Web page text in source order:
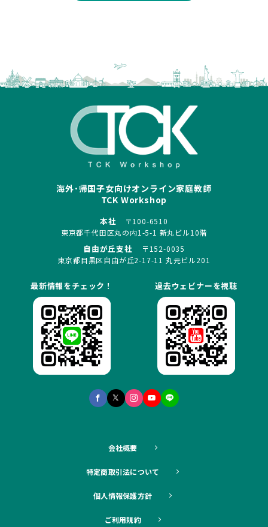
海外･帰国子女向けオンライン家庭教師
TCK Workshop
本社
〒100-6510
東京都千代田区丸の内1-5-1 新丸ビル10階
自由が丘支社
〒152-0035
東京都目黒区自由が丘2-17-11 丸元ビル201
最新情報をチェック！ 過去ウェビナーを視聴
会社概要
特定商取引法について
個人情報保護方針
ご利用規約